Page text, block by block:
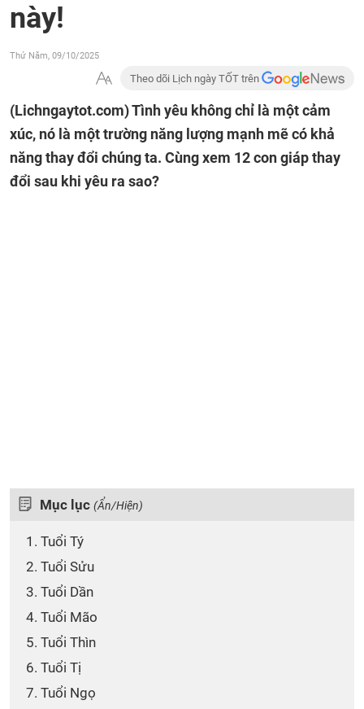
này!
Thứ Năm, 09/10/2025
Theo dõi Lịch ngày TỐT trên
(Lichngaytot.com)Tình yêu không chỉ là một cảm
xúc, nó là một trường năng lượng mạnh mẽ có khả
năng thay đổi chúng ta. Cùng xem 12 con giáp thay
đổi sau khi yêu ra sao?
Mục lục (Ẩn/Hiện)
1. Tuổi Tý
2. Tuổi Sửu
3. Tuổi Dần
4. Tuổi Mão
5. Tuổi Thìn
6. Tuổi Tị
7. Tuổi Ngọ